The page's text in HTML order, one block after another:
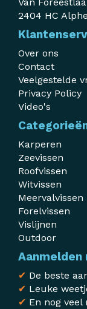
Van
2404 HC
Over ons
Contact
Veelgestelde
Privacy Policy
Video's
Karperen
Zeevissen
Roofvissen
Witvissen
Meervalvissen
Forelvissen
Vislijnen
Outdoor
✔ De beste
✔ Leuke
✔ En nog veel